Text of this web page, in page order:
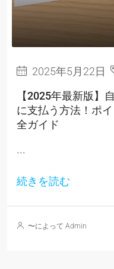
2025年5月22日
【2025年最新版】
に支払う方法！ポ
全ガイド
...
続きを読む
〜によって Admin